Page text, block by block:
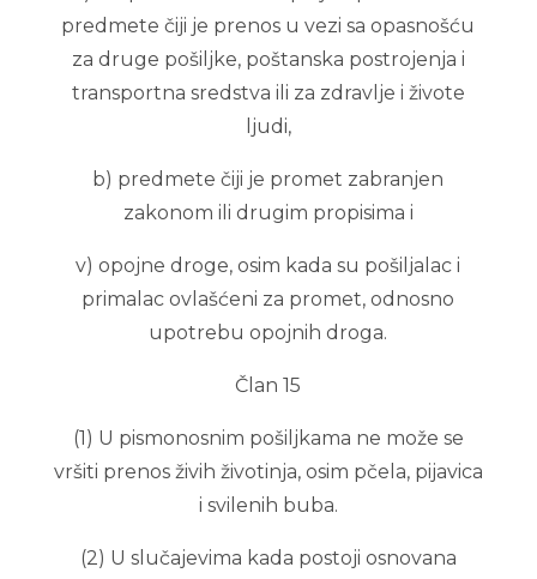
predmete čiji je prenos u vezi sa opasnošću
za druge pošiljke, poštanska postrojenja i
transportna sredstva ili za zdravlje i živote
ljudi,
b) predmete čiji je promet zabranjen
zakonom ili drugim propisima i
v) opojne droge, osim kada su pošiljalac i
primalac ovlašćeni za promet, odnosno
upotrebu opojnih droga.
Član 15
(1) U pismonosnim pošiljkama ne može se
vršiti prenos živih životinja, osim pčela, pijavica
i svilenih buba.
(2) U slučajevima kada postoji osnovana